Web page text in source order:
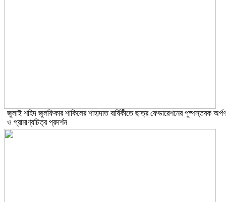
​জুলাই শহিদ জুলফিকার শাকিলের শাহাদাত বার্ষিকীতে ছাত্র ফেডারেশনের পুষ্পস্তবক অর্পণ
ও প্রামাণ্যচিত্র প্রদর্শন